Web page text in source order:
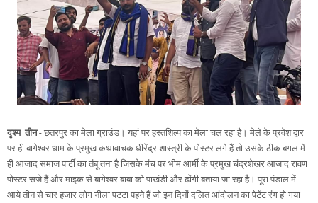
दृश्य तीन- छतरपुर का मेला ग्राउंड। यहां पर हस्तशिल्प का मेला चल रहा है। मेले के प्रवेश द्वार
पर ही बागेश्वर धाम के प्रमुख कथावाचक धीरेंद्र शास्त्री के पोस्टर लगे हैं तो उसके ठीक बगल में
ही आजाद समाज पार्टी का तंबू तना है जिसके मंच पर भीम आर्मी के प्रमुख चंद्रशेखर आजाद रावण
पोस्टर सजे हैं और माइक से बागेश्वर बाबा को पाखंडी और ढोंगी बताया जा रहा है। पूरा पंडाल में
आये तीन से चार हजार लोग नीला पटटा पहने हैं जो इन दिनों दलित आंदोलन का पेटेंट रंग हो गया